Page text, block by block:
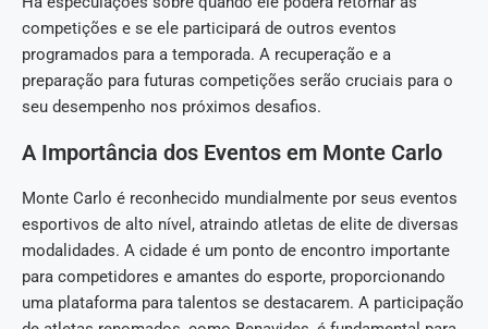
competições e se ele participará de outros eventos
programados para a temporada. A recuperação e a
preparação para futuras competições serão cruciais para o
seu desempenho nos próximos desafios.
A Importância dos Eventos em Monte Carlo
Monte Carlo é reconhecido mundialmente por seus eventos
esportivos de alto nível, atraindo atletas de elite de diversas
modalidades. A cidade é um ponto de encontro importante
para competidores e amantes do esporte, proporcionando
uma plataforma para talentos se destacarem. A participação